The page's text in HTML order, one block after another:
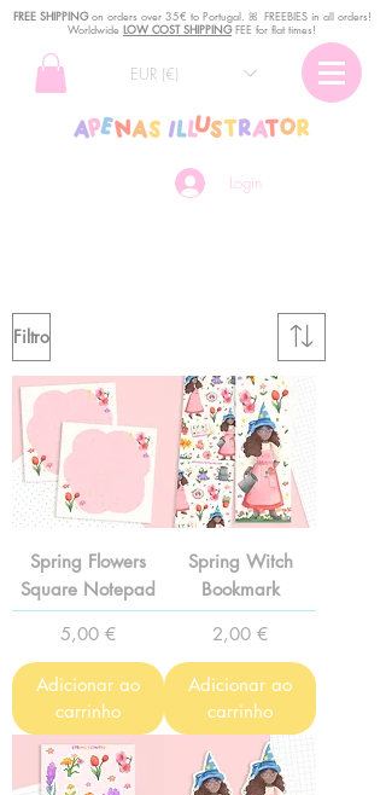
Login
EUR (€)
FREE SHIPPINGon orders over 35€ to Portugal. ꕤ FREEBIES in all orders!
Worldwide LOW COST SHIPPINGFEE for flat times!
Filtro
Spring Flowers
Square Notepad
Preço
5,00 €
Adicionar ao
carrinho
Spring Witch
Bookmark
Preço
2,00 €
Adicionar ao
carrinho